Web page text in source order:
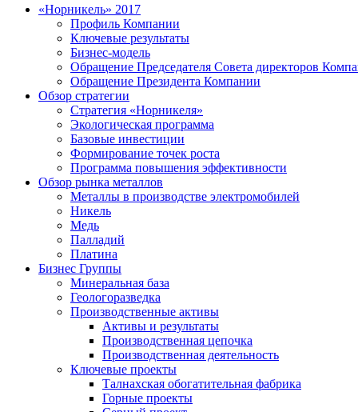
«Норникель» 2017
Профиль Компании
Ключевые результаты
Бизнес-модель
Обращение Председателя Совета директоров
Обращение Президента Компании
Обзор стратегии
Стратегия «Норникеля»
Экологическая программа
Базовые инвестиции
Формирование точек роста
Программа повышения эффективности
Обзор рынка металлов
Металлы в производстве электромобилей
Никель
Медь
Палладий
Платина
Бизнес Группы
Минеральная база
Геологоразведка
Производственные активы
Активы и результаты
Производственная цепочка
Производственная деятельность
Ключевые проекты
Талнахская обогатительная фабрика
Горные проекты